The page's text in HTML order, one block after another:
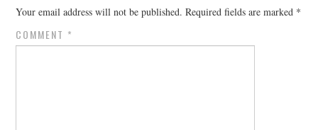
Your email address will not be published. Required fields are marked *
COMMENT *